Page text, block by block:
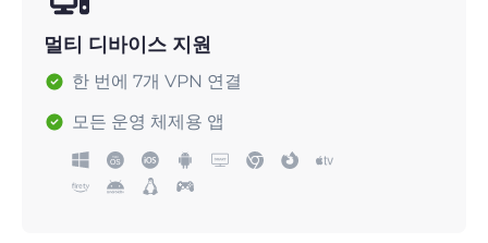
멀티 디바이스 지원
한 번에 7개 VPN 연결
모든 운영 체제용 앱